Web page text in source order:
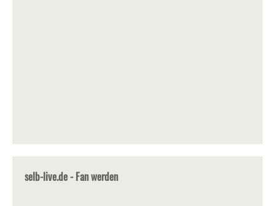
selb-live.de - Fan werden